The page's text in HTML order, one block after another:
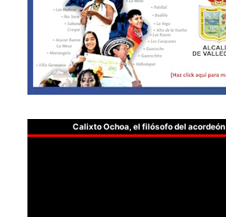
Calixto Ochoa, el filósofo del acordeón